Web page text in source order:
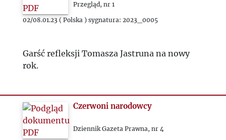
Przegląd, nr 1
02/08.01.23 ( Polska ) sygnatura: 2023_0005
Garść refleksji Tomasza Jastruna na nowy
rok.
Czerwoni narodowcy
Dziennik Gazeta Prawna, nr 4